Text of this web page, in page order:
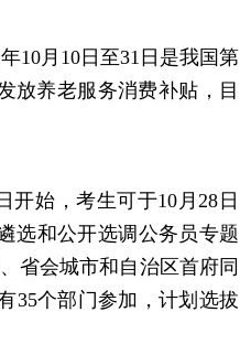
10月10日至31日是我国第
放养老服务消费补贴，目
开始，考生可于10月28日
选和公开选调公务员专题
省会城市和自治区首府同
35个部门参加，计划选拔